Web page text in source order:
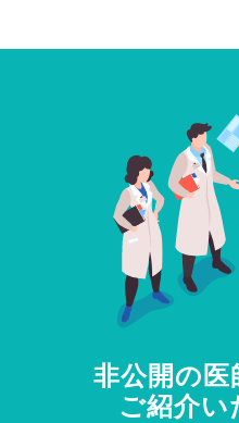
非公開の医
ご紹介い